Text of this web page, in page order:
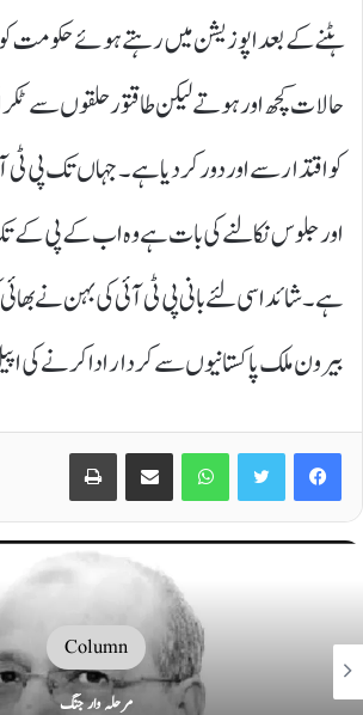
ہٹنے کے بعد اپوزیشن میں رہتے ہوئے حکومت کو
حالات کچھ اور ہوتے لیکن طاقتور حلقوں سے
کو اقتدار سے اور دور کر دیا ہے۔ جہاں تک پی
اور جلوس نکالنے کی بات ہے وہ اب کے پی کے
ہے۔ شائد اسی لئے بانی پی ٹی آئی کی بہن نے
بیرون ملک پاکستانیوں سے کردار ادا کرنے کی
Facebook
Twitter
WhatsApp
Share via Email
Print
Column
مرحلہ وار جنگ